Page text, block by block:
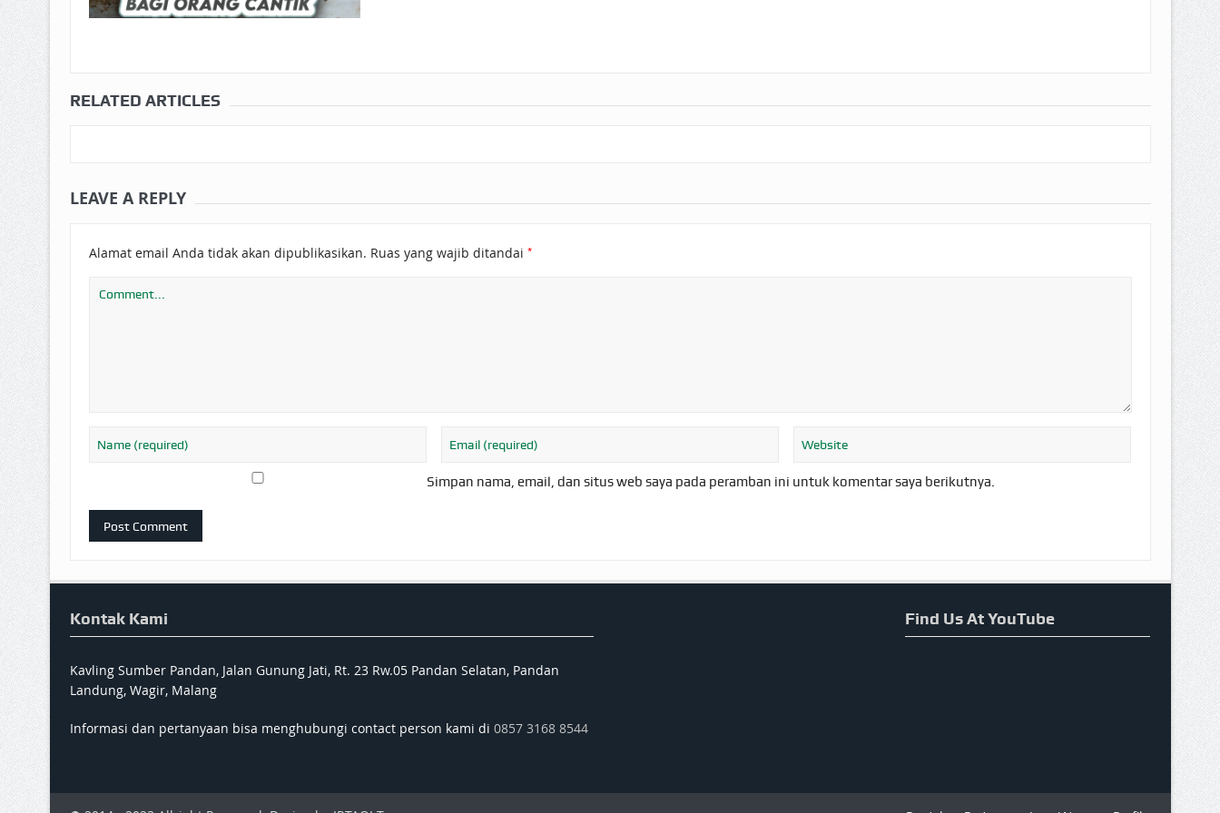
RELATED ARTICLES
LEAVE A REPLY
Alamat email Anda tidak akan dipublikasikan. Ruas yang wajib ditandai *
Simpan nama, email, dan situs web saya pada peramban ini untuk komentar saya berikutnya.
Kontak Kami
Kavling Sumber Pandan, Jalan Gunung Jati, Rt. 23 Rw.05 Pandan Selatan, Pandan
Landung, Wagir, Malang
Informasi dan pertanyaan bisa menghubungi contact person kami di 0857 3168 8544
Find Us At YouTube